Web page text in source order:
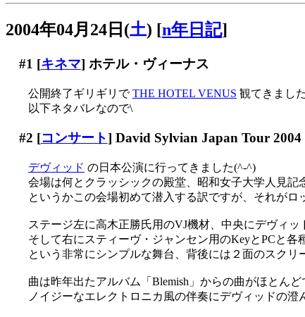
2004年04月24日(土) [n年日記]
#1 [キネマ] ホテル・ヴィーナス
公開終了ギリギリでTHE HOTEL VENUS 観てきました
以下ネタバレなので\
#2 [コンサート] David Sylvian Japan Tour 2004
デヴィッド の日本公演に行ってきました(^-^)
会場は何とクラッシックの殿堂、昭和女子大学人見記
というかこの会場初めて潜入する訳ですが、それがロ
ステージ左に高木正勝氏用のVJ機材、中央にデヴィッ
そして右にスティーヴ・ジャンセン用のKeyとPCと各
という非常にシンプルな舞台、背後には２面のスクリ
曲は昨年出たアルバム「Blemish」からの曲がほとんど
ノイジーなエレクトロニカ風の伴奏にデヴィッドの